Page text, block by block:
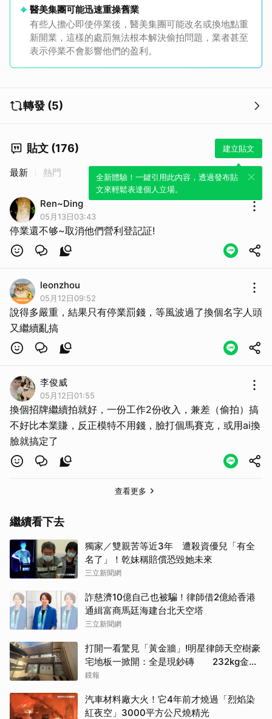
醫美集團可能迅速重操舊業
有些人擔心即使停業後，醫美集團可能改名或換地點重
新開業，這樣的處罰無法根本解決偷拍問題，業者甚至
表示停業不會影響他們的盈利。
轉發 (5)
貼文 (176) 建立貼文
全新體驗！一鍵引用此內容，透過發布貼
文來輕鬆表達個人立場。
最新 熱門
Ren~Ding
05月13日03:43
停業還不够~取消他們營利登記証!
leonzhou
05月12日09:52
說得多嚴重，結果只有停業罰錢，等風波過了換個名字人頭
又繼續亂搞
李俊威
05月12日01:55
換個招牌繼續拍就好，一份工作2份收入，兼差（偷拍）搞
不好比本業賺，反正模特不用錢，臉打個馬賽克，或用ai換
臉就搞定了
查看更多
繼續看下去
獨家／雙親苦等近3年 遭殺資優兒「有全
名了」！乾妹稱賠償恐毀她未來
三立新聞網
詐慈濟10億自己也被騙！律師借2億給香港
通緝富商馬廷海建台北天空塔
三立新聞網
打開一看驚見「黃金牆」!明星律師天空樹豪
宅地板一掀開：全是現鈔磚 232kg金山
震撼影像曝
鏡報
汽車材料廠大火！它4年前才燒過「烈焰染
紅夜空」3000平方公尺燒精光
取消